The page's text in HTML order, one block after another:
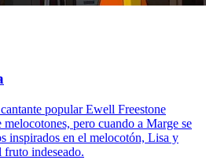
popular Ewell Freestone
pero cuando a Marge se
inspirados en el melocotón, Lisa y
fruto indeseado.